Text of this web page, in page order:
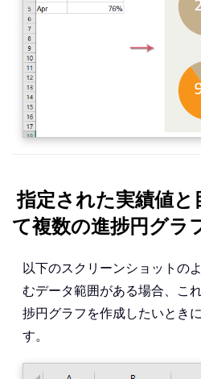
指定された実績値
て複数の進捗円グラ
以下のスクリーンショットの
むデータ範囲がある場合、こ
捗円グラフを作成したいとき
す。